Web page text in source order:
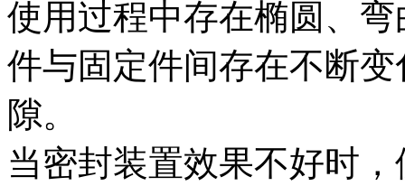
使用过程中存在椭圆、
件与固定件间存在不断
隙。
当密封装置效果不好时